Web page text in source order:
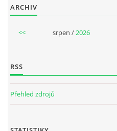
ARCHIV
<< srpen /2026
RSS
Přehled zdrojů